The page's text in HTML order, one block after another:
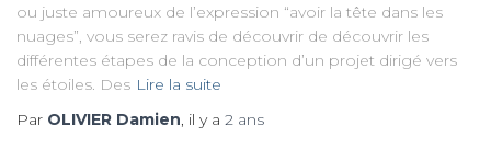
ou juste amoureux de l’expression “avoir la tête dans les
nuages”, vous serez ravis de découvrir de découvrir les
différentes étapes de la conception d’un projet dirigé vers
les étoiles. Des Lire la suite
Par OLIVIER Damien, il y a 2 ans